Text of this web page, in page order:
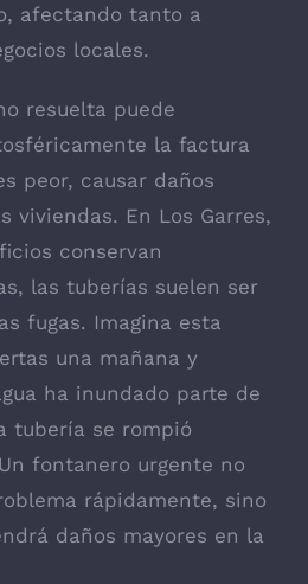
afectando tanto a
locales.
resuelta puede
la factura
peor, causar daños
viviendas. En Los Garres,
conservan
las tuberías suelen ser
fugas. Imagina esta
una mañana y
ha inundado parte de
tubería se rompió
fontanero urgente no
rápidamente, sino
daños mayores en la